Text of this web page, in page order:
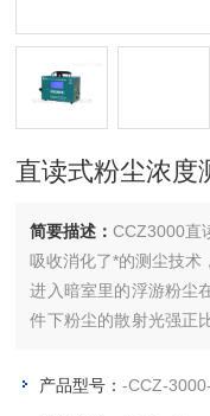
直读式粉尘浓度
简要描述：CCZ3000直
吸收消化了*的测尘技术
进入暗室里的浮游粉尘
件下粉尘的散射光强正
测或其他测控系统使用。
产品型号：-CCZ-3000-